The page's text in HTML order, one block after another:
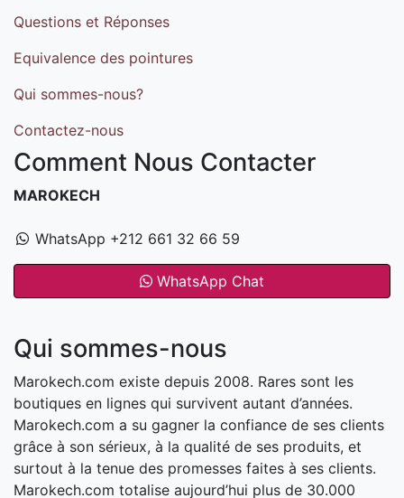
Questions et Réponses
Equivalence des pointures
Qui sommes-nous?
Contactez-nous
Comment Nous Contacter
MAROKECH
WhatsApp +212 661 32 66 59
WhatsApp Chat
Qui sommes-nous
Marokech.com existe depuis 2008. Rares sont les
boutiques en lignes qui survivent autant d’années.
Marokech.com a su gagner la confiance de ses clients
grâce à son sérieux, à la qualité de ses produits, et
surtout à la tenue des promesses faites à ses clients.
Marokech.com totalise aujourd’hui plus de 30.000